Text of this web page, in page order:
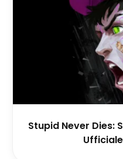
Stupid Never Dies:
Ufficiale